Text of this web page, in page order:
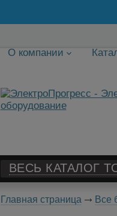
О компании
ВЕСЬ КАТАЛОГ
Главная страница Все